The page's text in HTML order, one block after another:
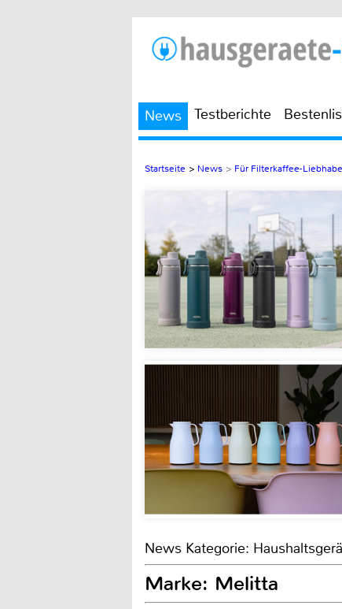
News Testberichte
Startseite > News > Für Filterkaffee-
News Kategorie:
Marke: Melitta